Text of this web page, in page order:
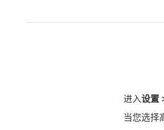
进入设置
当您选择